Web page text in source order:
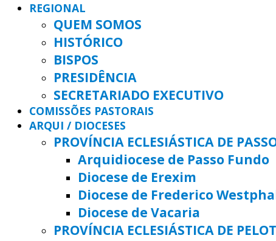
REGIONAL
QUEM SOMOS
HISTÓRICO
BISPOS
PRESIDÊNCIA
SECRETARIADO EXECUTIVO
COMISSÕES PASTORAIS
ARQUI / DIOCESES
PROVÍNCIA ECLESIÁSTICA DE
Arquidiocese de Passo Fundo
Diocese de Erexim
Diocese de Frederico
Diocese de Vacaria
PROVÍNCIA ECLESIÁSTICA DE